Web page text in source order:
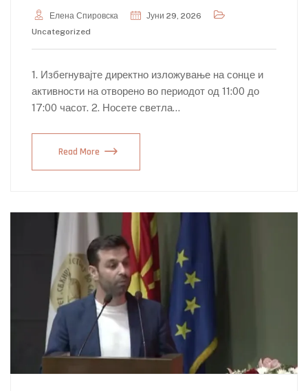
Елена Спировска
Јуни 29, 2026
Uncategorized
1. Избегнувајте директно изложување на сонце и
активности на отворено во периодот од 11:00 до
17:00 часот. 2. Носете светла…
Read More